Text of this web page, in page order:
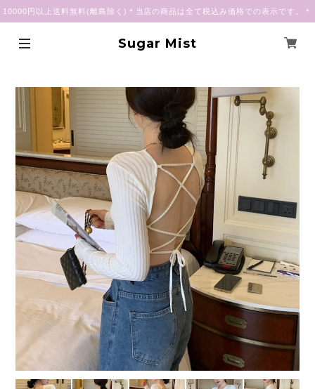
10000円以上送料無料(離島除く)＊当店の商品は全て税込み価格での表示です。＊
Sugar Mist